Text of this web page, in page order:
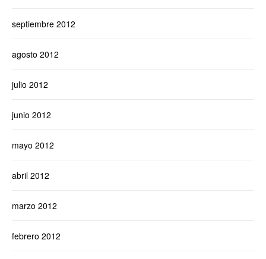
septiembre 2012
agosto 2012
julio 2012
junio 2012
mayo 2012
abril 2012
marzo 2012
febrero 2012